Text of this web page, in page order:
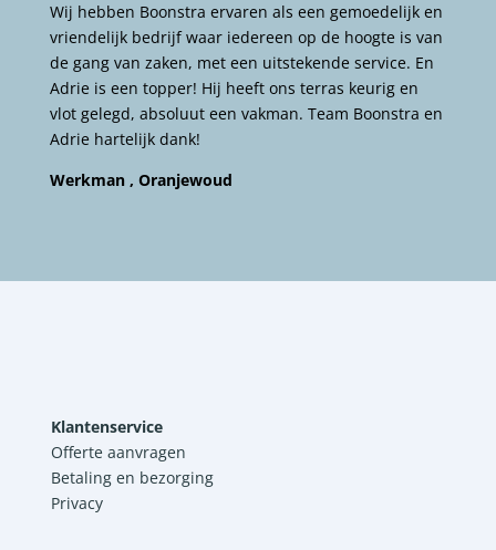
Wij hebben Boonstra ervaren als een gemoedelijk en
vriendelijk bedrijf waar iedereen op de hoogte is van
de gang van zaken, met een uitstekende service. En
Adrie is een topper! Hij heeft ons terras keurig en
vlot gelegd, absoluut een vakman. Team Boonstra en
Adrie hartelijk dank!
Werkman , Oranjewoud
Klantenservice
Offerte aanvragen
Betaling en bezorging
Privacy